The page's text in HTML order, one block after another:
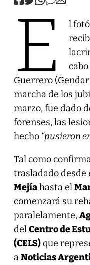
E
l
Guerrero
marcha de los
marzo, fue dado
forenses, las
hecho “pusieron
Tal como
trasladado desde
Mejíahasta el
comenzará su
paralelamente,
delCentro de
(CELS)que
aNoticias